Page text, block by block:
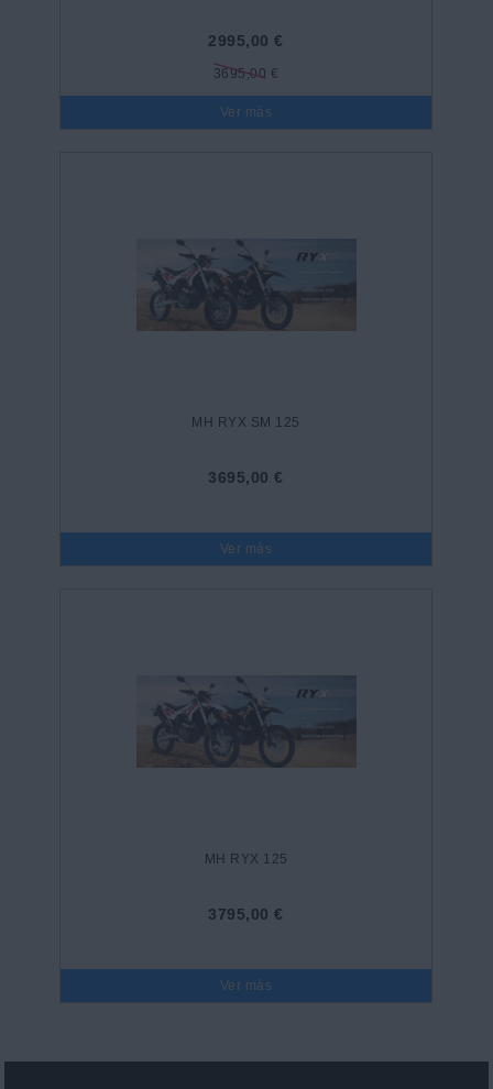
2995,00 €
3695,00 €
Ver más
MH RYX SM 125
3695,00 €
Ver más
MH RYX 125
3795,00 €
Ver más